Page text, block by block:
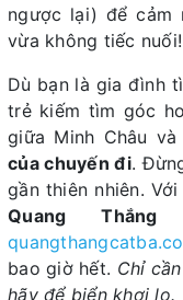
ngược lại) để cảm
vừa không tiếc nuối!
Dù bạn là gia đình
trẻ kiếm tìm góc
giữa Minh Châu
của chuyến đi.
gần thiên nhiên.
Quang
bao giờ hết. Chỉ
hãy để biển khơi lo.